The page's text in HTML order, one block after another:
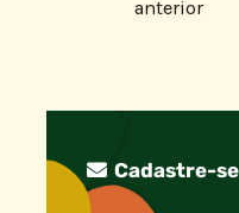
anterior
Cadastre-